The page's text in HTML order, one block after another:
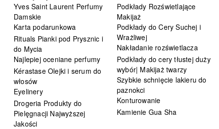
Yves Saint Laurent Perfumy
Damskie
Karta podarunkowa
Rituals Pianki pod Prysznic i
do Mycia
Najlepiej oceniane perfumy
Kérastase Olejki i serum do
włosów
Eyelinery
Drogeria Produkty do
Pielęgnacji Najwyższej
Jakości
Podkłady Rozświetlające
Makijaż
Podkłady do Cery Suchej i
Wrażliwej
Nakładanie rozświetlacza
Podkłady do cery tłustej duży
wybór| Makijaż twarzy
Szybkie schnięcie lakieru do
paznokci
Konturowanie
Kamienie Gua Sha